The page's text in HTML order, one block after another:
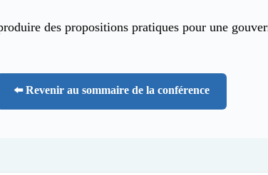
des propositions pratiques pour une
⬅️ Revenir au sommaire de la conférence